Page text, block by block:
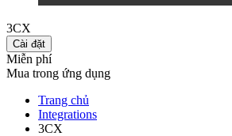
3CX
Cài đặt
Miễn phí
Mua trong ứng dụng
Trang chủ
Integrations
3CX